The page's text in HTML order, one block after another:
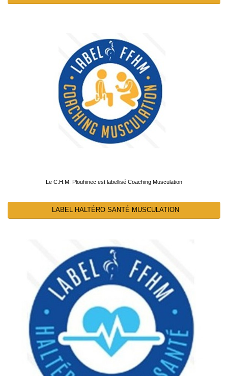
Le C.H.M. Plouhinec est labellisé Coaching Musculation
LABEL HALTÉRO SANTÉ MUSCULATION